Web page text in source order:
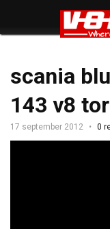
scania
143 v8
17 september 2012 0